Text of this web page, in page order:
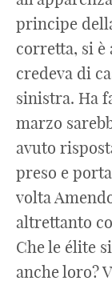
principe
corretta, si
credeva di
sinistra. Ha
marzo
avuto
preso e
volta
altrettanto
Che le élite
anche loro?